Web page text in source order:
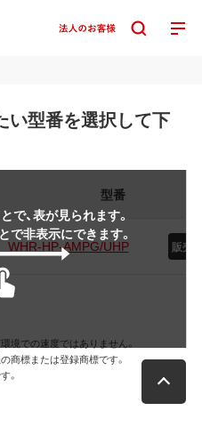
い型番を選択して下
で、表が見られます。
で非表示にできます。
型番
WHR-HP-AMPG/UHP 販売
境での速度ではありません。
商標または登録商標です。
。